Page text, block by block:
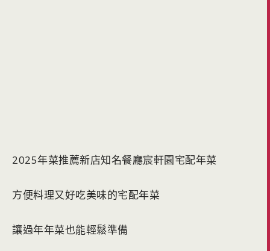
2025年菜推薦新店知名餐廳宸軒園宅配年菜
方便料理又好吃美味的宅配年菜
讓過年年菜也能輕鬆準備